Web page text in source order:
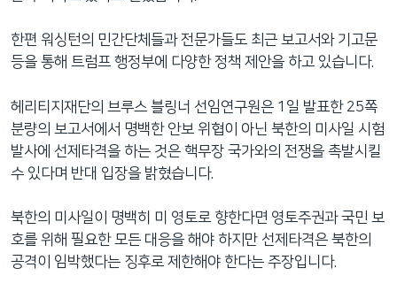
한편 워싱턴의 민간단체들과 전문가들도 최근 보고서와 기고문
등을 통해 트럼프 행정부에 다양한 정책 제안을 하고 있습니다.
헤리티지재단의 브루스 블링너 선임연구원은 1일 발표한 25쪽
분량의 보고서에서 명백한 안보 위협이 아닌 북한의 미사일 시험
발사에 선제타격을 하는 것은 핵무장 국가와의 전쟁을 촉발시킬
수 있다며 반대 입장을 밝혔습니다.
북한의 미사일이 명백히 미 영토로 향한다면 영토주권과 국민 보
호를 위해 필요한 모든 대응을 해야 하지만 선제타격은 북한의
공격이 임박했다는 징후로 제한해야 한다는 주장입니다.